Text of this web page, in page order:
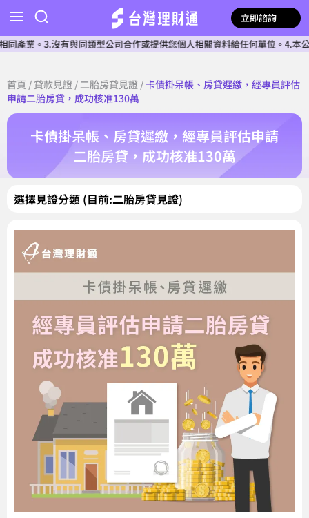
立即諮詢
3.沒有與同類型公司合作或提供您個人相關資料給任何單位。4.本公司確
首頁 / 貸款見證 / 二胎房貸見證 /卡債掛呆帳、房貸遲繳，經專員評估
申請二胎房貸，成功核准130萬
卡債掛呆帳、房貸遲繳，經專員評估申請
二胎房貸，成功核准130萬
選擇見證分類 (目前:二胎房貸見證)